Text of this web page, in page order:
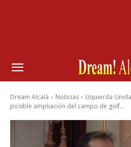
Dream Alcalá Noticias
Izquierda
posible ampliación del campo de golf...